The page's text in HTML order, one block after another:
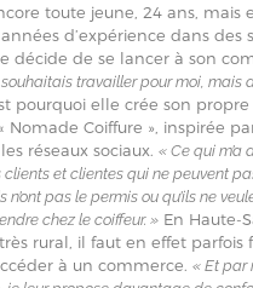
toute jeune, 24 ans, mais
d’expérience dans des
décide de se lancer à son
souhaitais travailler pour moi, mais
pourquoi elle crée son propre
Nomade Coiffure », inspirée
réseaux sociaux. « Ce qui m’a
clients et clientes qui ne peuvent
n’ont pas le permis ou qu’ils ne
chez le coiffeur. » En Haute-
rural, il faut en effet parfois
à un commerce. « Et par